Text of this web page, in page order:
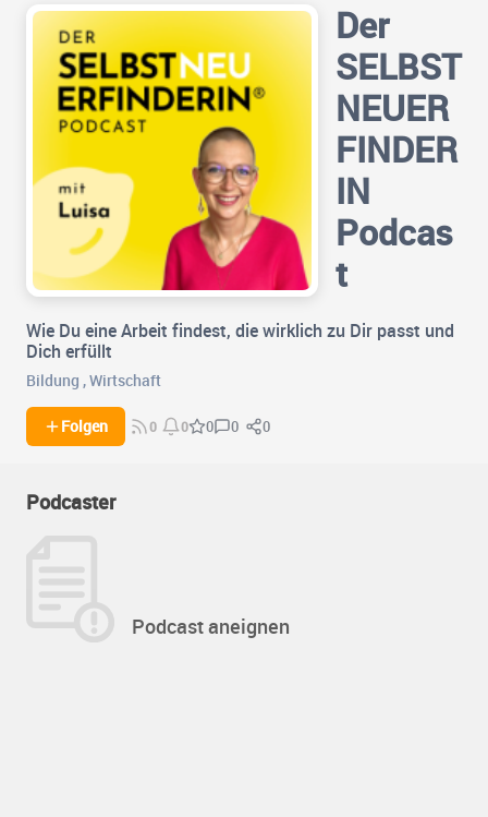
Der
SELBST
NEUER
FINDER
IN
Podcas
t
Wie Du eine Arbeit findest, die wirklich zu Dir passt und
Dich erfüllt
Bildung ,Wirtschaft
Folgen 0 0 0 0 0
Podcaster
Podcast aneignen